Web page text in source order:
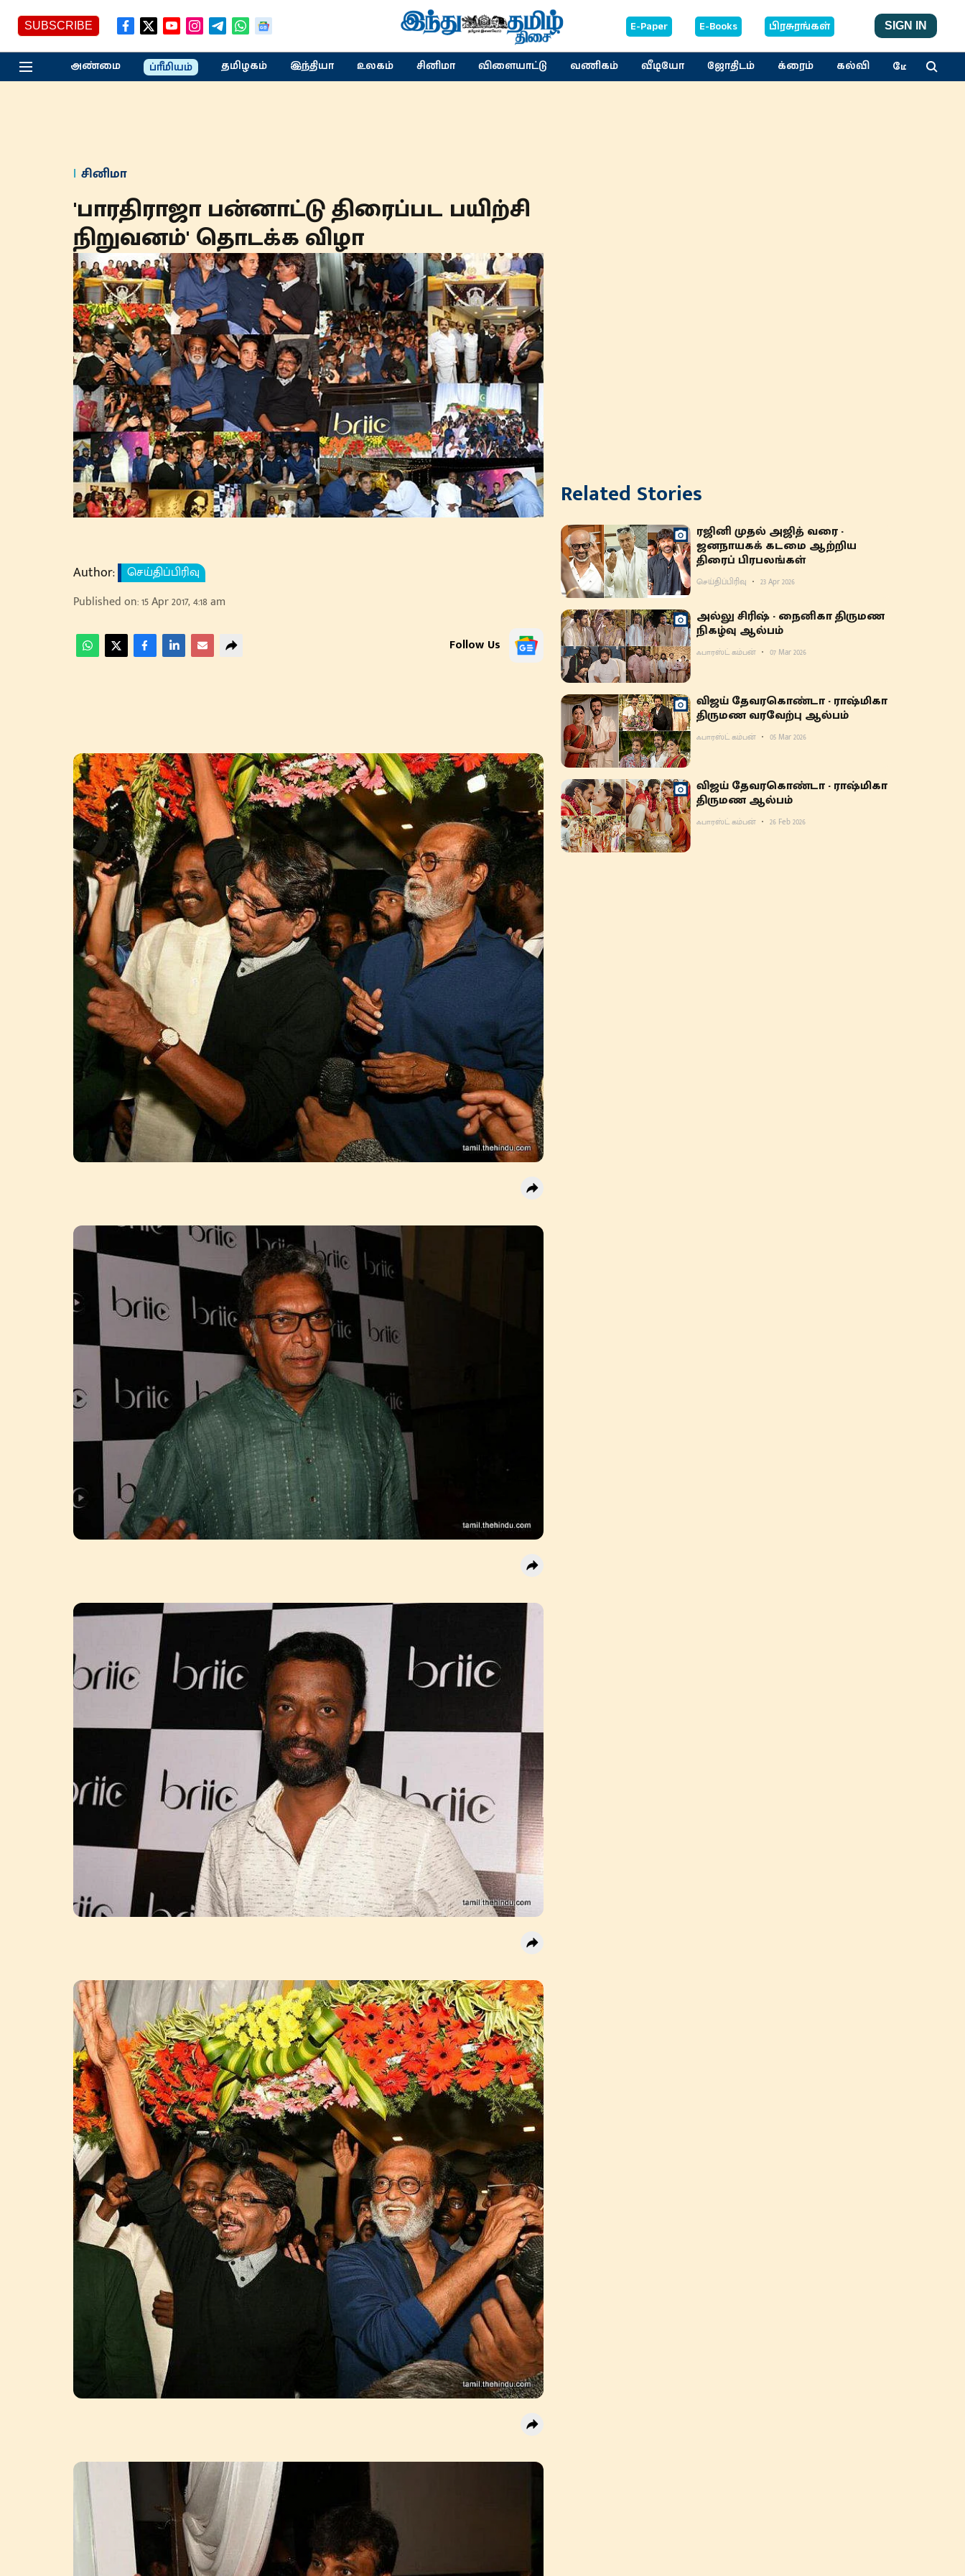
SUBSCRIBE E-Paper E-Books பிரசுரங்கள் SIGN IN
அண்மை ப்ரீமியம் தமிழகம் இந்தியா உலகம் சினிமா விளையாட்டு வணிகம் வீடியோ ஜோதிடம் க்ரைம் கல்வி மேலும்
சினிமா
'பாரதிராஜா பன்னாட்டு திரைப்பட பயிற்சி
நிறுவனம்' தொடக்க விழா
Author:
செய்திப்பிரிவு
Published on:15 Apr 2017, 4:18 am
Follow Us
Related Stories
ரஜினி முதல் அஜித் வரை -
ஜனநாயகக் கடமை ஆற்றிய
திரைப் பிரபலங்கள்
செய்திப்பிரிவு 23 Apr 2026
அல்லு சிரிஷ் - நைனிகா திருமண
நிகழ்வு ஆல்பம்
ஃபாரஸ்ட் கம்பன் 07 Mar 2026
விஜய் தேவரகொண்டா - ராஷ்மிகா
திருமண வரவேற்பு ஆல்பம்
ஃபாரஸ்ட் கம்பன் 05 Mar 2026
விஜய் தேவரகொண்டா - ராஷ்மிகா
திருமண ஆல்பம்
ஃபாரஸ்ட் கம்பன் 26 Feb 2026